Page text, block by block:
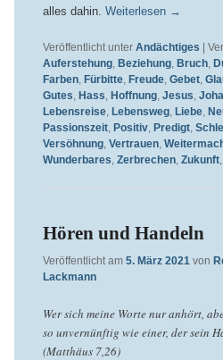
alles dahin. Weiterlesen →
Veröffentlicht unter Andächtiges |
Auferstehung, Beziehung, Bruch,
Farben, Fürbitte, Freude, Gebet,
Gutes, Hass, Hoffnung, Jesus,
Lebensreise, Lebensweg, Liebe,
Passionszeit, Positiv, Predigt,
Versöhnung, Vertrauen,
Wunderbares, Zerbrechen, Zukunft,
Hören und Handeln
Veröffentlicht am 5. März 2021 von
Lackmann
Wer sich meine Worte nur anhört,
so unvernünftig wie einer, der sein
(Matthäus 7,26)